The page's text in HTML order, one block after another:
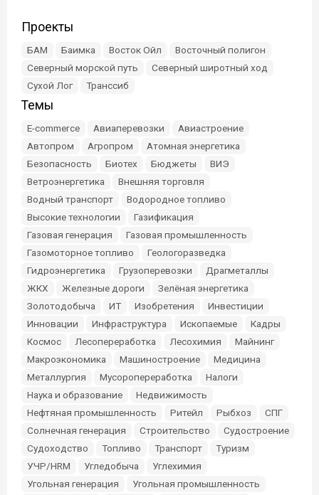
Проекты
БАМ Баимка Восток Ойл
Восточный полигон
Северный морской путь
Северный широтный ход
Сухой Лог
Транссиб
Темы
E-commerce Авиаперевозки
Авиастроение
Автопром
Агропром
Атомная энергетика
Безопасность
Биотех Бюджеты
ВИЭ
Ветроэнергетика
Внешняя торговля
Водный транспорт
Водородное топливо
Высокие технологии
Газификация
Газовая генерация
Газовая промышленность
Газомоторное топливо
Геологоразведка
Гидроэнергетика
Грузоперевозки
Драгметаллы
ЖКХ
Железные дороги
Зелёная энергетика
Золотодобыча
ИТ Изобретения
Инвестиции
Инновации
Инфраструктура Ископаемые
Кадры
Космос
Лесопереработка Лесохимия
Майнинг
Макроэкономика
Машиностроение
Медицина
Металлургия
Мусоропереработка
Налоги
Наука и образование
Недвижимость
Нефтяная промышленность
Ритейл Рыбхоз
СПГ
Солнечная генерация
Строительство
Судостроение
Судоходство
Топливо Транспорт
Туризм
УЧР/HRM
Угледобыча
Углехимия
Угольная генерация
Угольная промышленность